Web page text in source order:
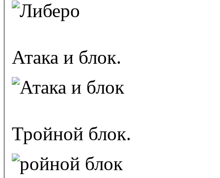
Атака и блок.
Тройной блок.